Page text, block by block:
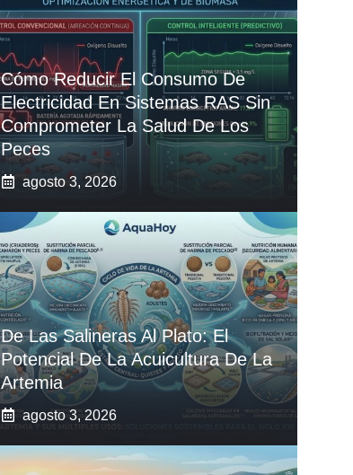
Cómo Reducir El Consumo De
Electricidad En Sistemas RAS Sin
Comprometer La Salud De Los
Peces
agosto 3, 2026
De Las Salineras Al Plato: El
Potencial De La Acuicultura De La
Artemia
agosto 3, 2026